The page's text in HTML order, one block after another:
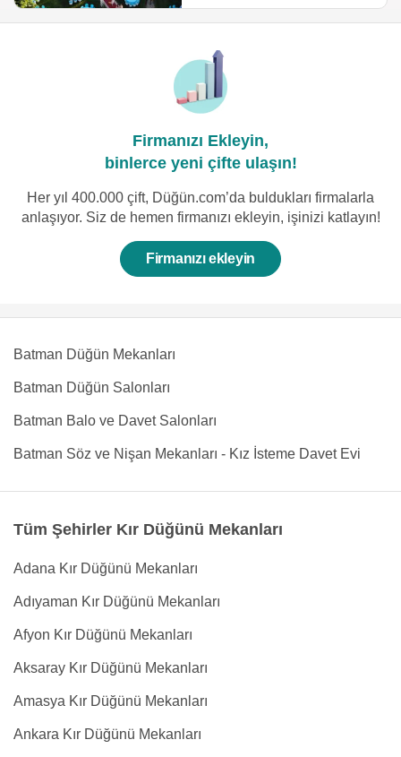
Firmanızı Ekleyin,
binlerce yeni çifte ulaşın!
Her yıl 400.000 çift, Düğün.com’da buldukları firmalarla
anlaşıyor. Siz de hemen firmanızı ekleyin, işinizi katlayın!
Firmanızı ekleyin
Batman Düğün Mekanları
Batman Düğün Salonları
Batman Balo ve Davet Salonları
Batman Söz ve Nişan Mekanları - Kız İsteme Davet Evi
Tüm Şehirler Kır Düğünü Mekanları
Adana Kır Düğünü Mekanları
Adıyaman Kır Düğünü Mekanları
Afyon Kır Düğünü Mekanları
Aksaray Kır Düğünü Mekanları
Amasya Kır Düğünü Mekanları
Ankara Kır Düğünü Mekanları